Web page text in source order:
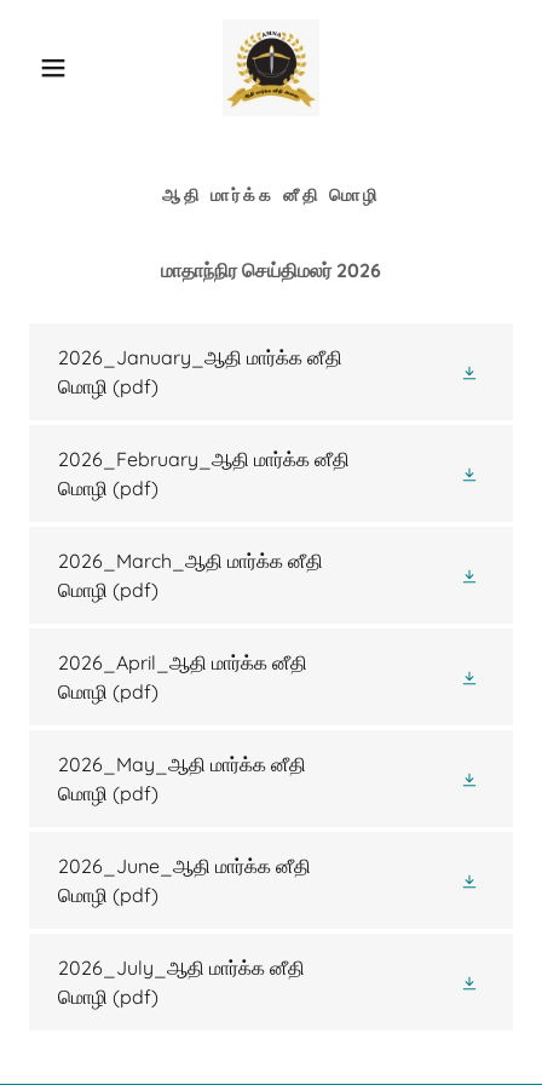
ஆதி மார்க்க னீதி மொழி
மாதாந்நிர செய்திமலர் 2026
2026_January_ஆதி மார்க்க னீதி
மொழி (pdf)
2026_February_ஆதி மார்க்க னீதி
மொழி (pdf)
2026_March_ஆதி மார்க்க னீதி
மொழி (pdf)
2026_April_ஆதி மார்க்க னீதி
மொழி (pdf)
2026_May_ஆதி மார்க்க னீதி
மொழி (pdf)
2026_June_ஆதி மார்க்க னீதி
மொழி (pdf)
2026_July_ஆதி மார்க்க னீதி
மொழி (pdf)